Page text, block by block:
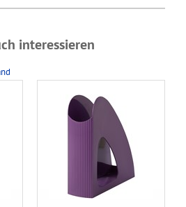
interessieren